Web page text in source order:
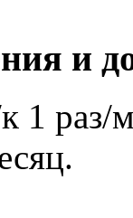
и
1 раз/